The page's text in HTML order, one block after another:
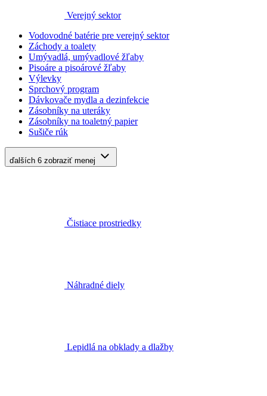
Verejný sektor
Vodovodné batérie pre verejný sektor
Záchody a toalety
Umývadlá, umývadlové žľaby
Pisoáre a pisoárové žľaby
Výlevky
Sprchový program
Dávkovače mydla a dezinfekcie
Zásobníky na uteráky
Zásobníky na toaletný papier
Sušiče rúk
ďalších 6 zobraziť menej
Čistiace prostriedky
Náhradné diely
Lepidlá na obklady a dlažby